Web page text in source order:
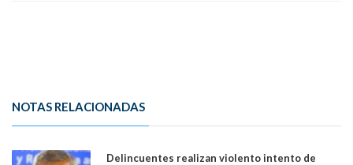
NOTAS RELACIONADAS
Delincuentes realizan violento intento de